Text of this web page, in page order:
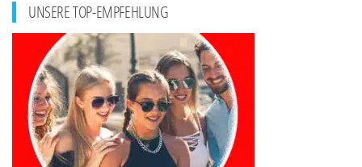
UNSERE TOP-EMPFEHLUNG